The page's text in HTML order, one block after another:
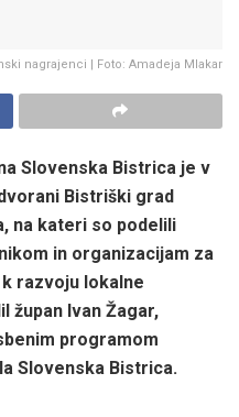
nagrajenci | Foto: Amadeja Mlakar
Slovenska Bistrica je v
Bistriški grad
na kateri so podelili
in organizacijam za
razvoju lokalne
župan Ivan Žagar,
programom
Slovenska Bistrica.